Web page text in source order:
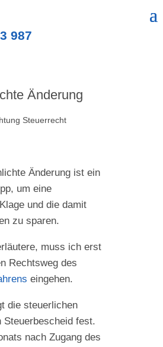
987
Änderung
Änderung ist ein
um eine
und die damit
zu sparen.
muss ich erst
Rechtsweg des
eingehen.
die steuerlichen
Steuerbescheid fest.
nach Zugang des